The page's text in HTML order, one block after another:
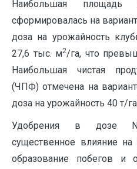
Наибольшая площадь
сформировалась на
доза на урожайность
27,6 тыс. м2/га, что
Наибольшая чистая
(ЧПФ) отмечена на
доза на урожайность 40 т/
Удобрения в дозе
существенное влияние
образование побегов и